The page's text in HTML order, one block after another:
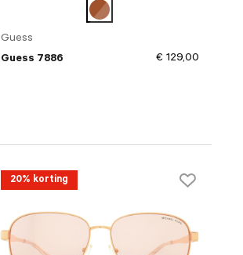
Guess
Guess 7886
€ 129,00
20% korting